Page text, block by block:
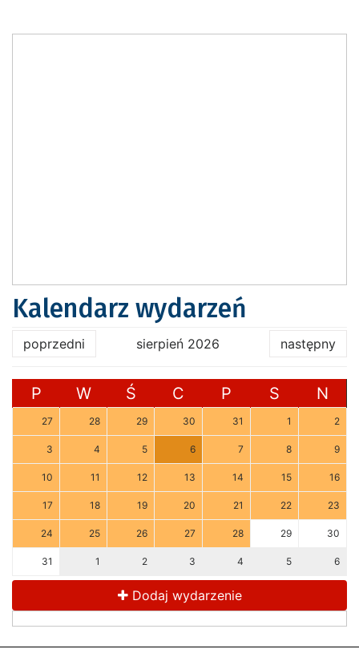
Kalendarz wydarzeń
poprzedni sierpień 2026 następny
P W Ś C P S N
27 28 29 30 31 1 2
3 4 5 6 7 8 9
10 11 12 13 14 15 16
17 18 19 20 21 22 23
24 25 26 27 28 29 30
31 1 2 3 4 5 6
Dodaj wydarzenie